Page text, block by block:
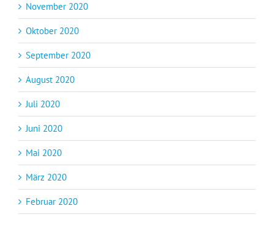
November 2020
Oktober 2020
September 2020
August 2020
Juli 2020
Juni 2020
Mai 2020
März 2020
Februar 2020